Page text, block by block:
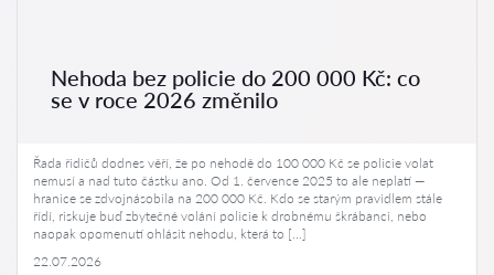
Nehoda bez policie do 200 000 Kč: co
se v roce 2026 změnilo
Řada řidičů dodnes věří, že po nehodě do 100 000 Kč se policie volat
nemusí a nad tuto částku ano. Od 1. července 2025 to ale neplatí —
hranice se zdvojnásobila na 200 000 Kč. Kdo se starým pravidlem stále
řídí, riskuje buď zbytečné volání policie k drobnému škrábanci, nebo
naopak opomenutí ohlásit nehodu, která to […]
22.07.2026